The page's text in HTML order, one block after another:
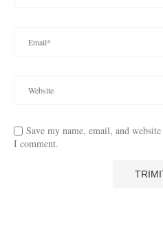
Save my name, email, and
I comment.